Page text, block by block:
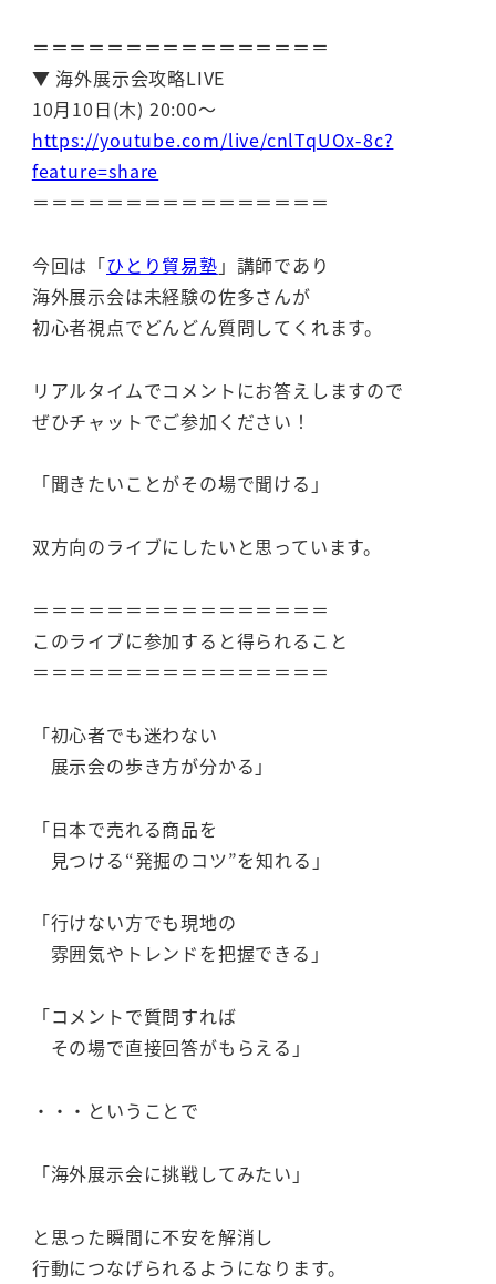
＝＝＝＝＝＝＝＝＝＝＝＝＝＝＝＝
▼ 海外展示会攻略LIVE
10月10日(木) 20:00～
https://youtube.com/live/cnlTqUOx-8c?
feature=share
＝＝＝＝＝＝＝＝＝＝＝＝＝＝＝＝
今回は「ひとり貿易塾 」講師であり
海外展示会は未経験の佐多さんが
初心者視点でどんどん質問してくれます。
リアルタイムでコメントにお答えしますので
ぜひチャットでご参加ください！
「聞きたいことがその場で聞ける」
双方向のライブにしたいと思っています。
＝＝＝＝＝＝＝＝＝＝＝＝＝＝＝＝
このライブに参加すると得られること
＝＝＝＝＝＝＝＝＝＝＝＝＝＝＝＝
「初心者でも迷わない
展示会の歩き方が分かる」
「日本で売れる商品を
見つける“発掘のコツ”を知れる」
「行けない方でも現地の
雰囲気やトレンドを把握できる」
「コメントで質問すれば
その場で直接回答がもらえる」
・・・ということで
「海外展示会に挑戦してみたい」
と思った瞬間に不安を解消し
行動につなげられるようになります。